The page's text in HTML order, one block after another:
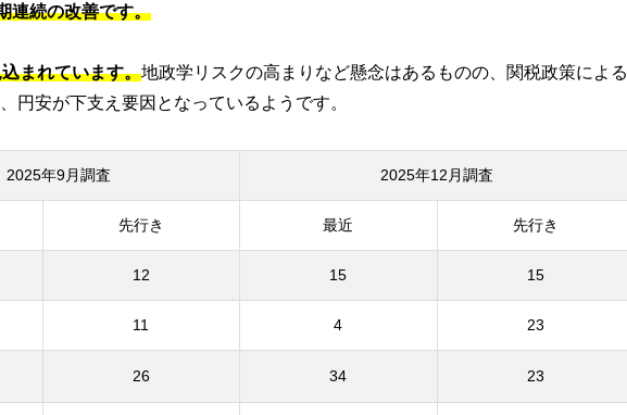
連続の改善です。
まれています。地政学リスクの高まりなど懸念はあるものの、関税政策による
円安が下支え要因となっているようです。
2025年9月調査 2025年12月調査
先行き 最近 先行き
12 15 15
11 4 23
26 34 23